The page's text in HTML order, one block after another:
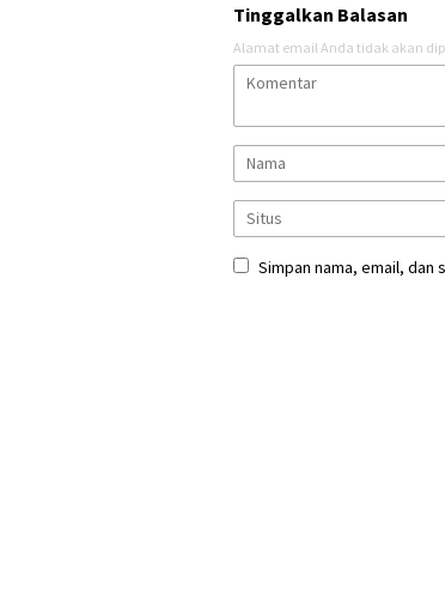
Tinggalkan Balasan
Alamat email Anda tidak akan
Simpan nama, email,